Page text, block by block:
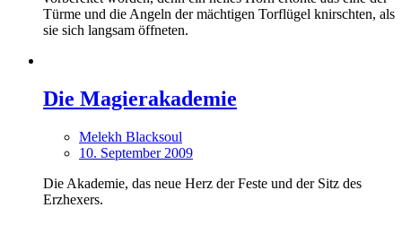
Türme und die Angeln der mächtigen Torflügel knirschten, als
sie sich langsam öffneten.
Die Magierakademie
Melekh Blacksoul
10. September 2009
Die Akademie, das neue Herz der Feste und der Sitz des
Erzhexers.